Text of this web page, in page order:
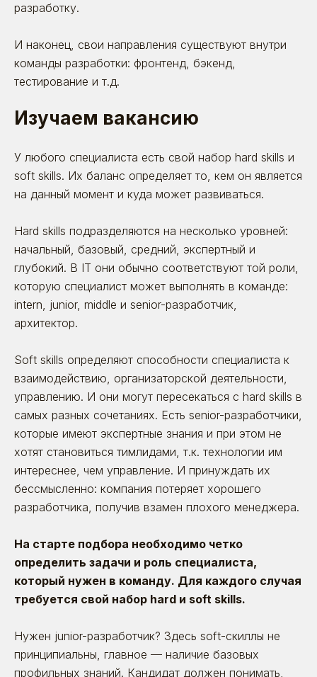
разработку.
И наконец, свои направления существуют внутри
команды разработки: фронтенд, бэкенд,
тестирование и т.д.
Изучаем вакансию
У любого специалиста есть свой набор hard skills и
soft skills. Их баланс определяет то, кем он является
на данный момент и куда может развиваться.
Hard skills подразделяются на несколько уровней:
начальный, базовый, средний, экспертный и
глубокий. В IT они обычно соответствуют той роли,
которую специалист может выполнять в команде:
intern, junior, middle и senior-разработчик,
архитектор.
Soft skills определяют способности специалиста к
взаимодействию, организаторской деятельности,
управлению. И они могут пересекаться с hard skills в
самых разных сочетаниях. Есть senior-разработчики,
которые имеют экспертные знания и при этом не
хотят становиться тимлидами, т.к. технологии им
интереснее, чем управление. И принуждать их
бессмысленно: компания потеряет хорошего
разработчика, получив взамен плохого менеджера.
На старте подбора необходимо четко
определить задачи и роль специалиста,
который нужен в команду. Для каждого случая
требуется свой набор hard и soft skills.
Нужен junior-разработчик? Здесь soft-скиллы не
принципиальны, главное — наличие базовых
профильных знаний. Кандидат должен понимать,